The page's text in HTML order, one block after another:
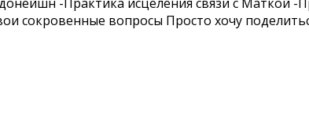
-Практика исцеления связи с Маткой
вопросы Просто хочу